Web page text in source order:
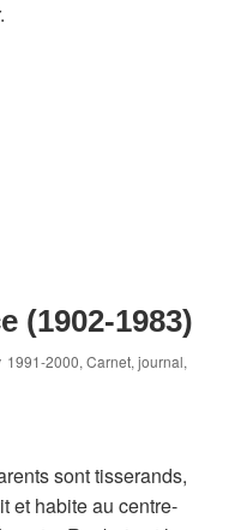
(1902-1983)
Categories
1991-2000,Carnet, journal,
sont tisserands,
et habite au centre-